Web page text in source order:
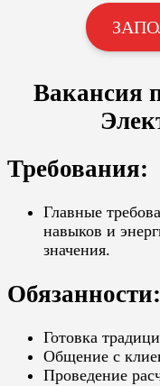
Вакансия
Требования:
Главные
навыков и
значения.
Обязанности:
Готовка
Общение с
Проведение